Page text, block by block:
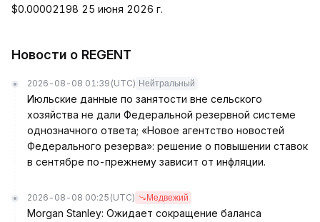
$0.00002198 25 июня 2026 г.
Новости о REGENT
2026-08-08 01:39 (UTC) Нейтральный
Июльские данные по занятости вне сельского
хозяйства не дали Федеральной резервной системе
однозначного ответа; «Новое агентство новостей
Федерального резерва»: решение о повышении ставок
в сентябре по-прежнему зависит от инфляции.
2026-08-08 00:25 (UTC) Медвежий
Morgan Stanley: Ожидает сокращение баланса